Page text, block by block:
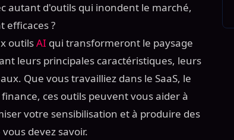
autant d'outils qui inondent le marché,
efficaces ?
outilsAI qui transformeront le paysage
leurs principales caractéristiques, leurs
Que vous travailliez dans le SaaS, le
ces outils peuvent vous aider à
votre sensibilisation et à produire des
devez savoir.